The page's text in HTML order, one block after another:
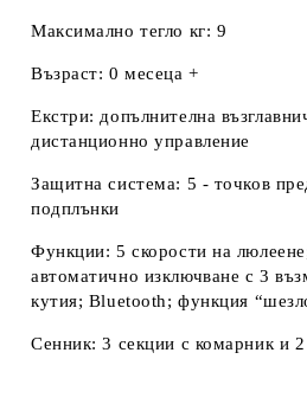
Максимално тегло кг: 9
Възраст: 0 месеца +
Екстри: допълнителна
дистанционно управление
Защитна система: 5 - точков
подплънки
Функции: 5 скорости на
автоматично изключване с 3
кутия; Bluetooth; функция
Сенник: 3 секции с комарник и 2